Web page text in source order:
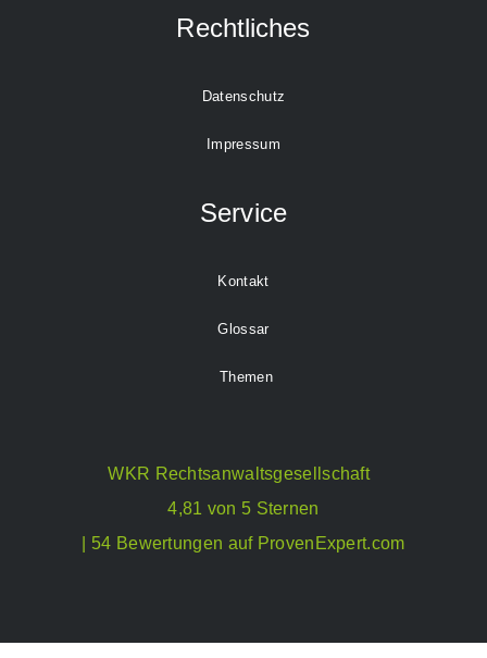
Rechtliches
Datenschutz
Impressum
Service
Kontakt
Glossar
Themen
WKR Rechtsanwaltsgesellschaft
4,81 von 5 Sternen
| 54 Bewertungen auf ProvenExpert.com